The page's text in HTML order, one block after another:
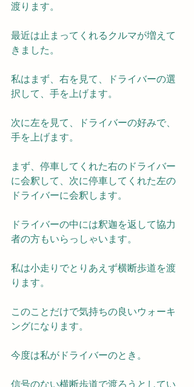
渡ります。
最近は止まってくれるクルマが増えて
きました。
私はまず、右を見て、ドライバーの選
択して、手を上げます。
次に左を見て、ドライバーの好みで、
手を上げます。
まず、停車してくれた右のドライバー
に会釈して、次に停車してくれた左の
ドライバーに会釈します。
ドライバーの中には釈迦を返して協力
者の方もいらっしゃいます。
私は小走りでとりあえず横断歩道を渡
ります。
このことだけで気持ちの良いウォーキ
ングになります。
今度は私がドライバーのとき。
信号のない横断歩道で渡ろうとしてい